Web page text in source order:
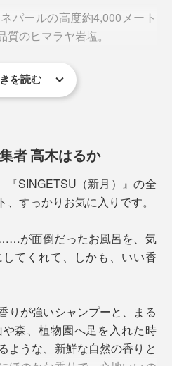
苦手な人も、「心地よさ」を
20年以上続いている老舗のア
全身丸洗い。
』または『SINGETSU（新
ひらに出して、水を含ませて
りもない、ごく普通のシャン
にキメ細かい、モチモチ泡の
パールの高度約4,000メート
のヒマラヤ岩塩。
ネラル豊富な岩塩は、インド
）』はピンクソルトを、
クリスタルソルトを。
を読む
者 高木はるか
『SINGETSU（新月）』の全
すっかりお気に入りです。
が面倒だったお風呂を、気
てくれて、しかも、いい香
りが強いシャンプーと、まる
森、植物園へ足を入れた時
ような、新鮮な自然の香りと